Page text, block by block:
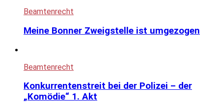
Beamtenrecht
Meine Bonner Zweigstelle ist umgezogen
Beamtenrecht
Konkurrentenstreit bei der Polizei – der
„Komödie“ 1. Akt